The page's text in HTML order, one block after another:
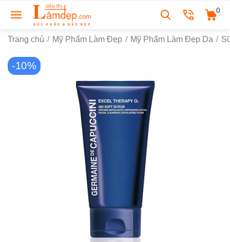
0
Trang chủ / Mỹ Phẩm Làm Đẹp / Mỹ Phẩm Làm Đẹp Da /
-10%